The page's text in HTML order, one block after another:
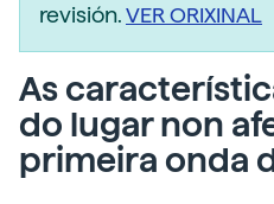
revisión.VER ORIXINAL
As
do lugar non
primeira onda